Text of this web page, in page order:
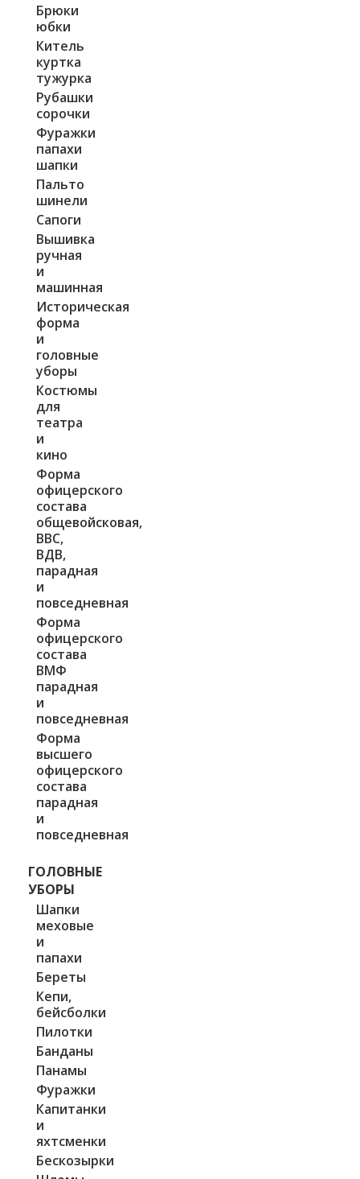
Брюки
юбки
Китель
куртка
тужурка
Рубашки
сорочки
Фуражки
папахи
шапки
Пальто
шинели
Сапоги
Вышивка
ручная
и
машинная
Историческая
форма
и
головные
уборы
Костюмы
для
театра
и
кино
Форма
офицерского
состава
общевойсковая,
ВВС,
ВДВ,
парадная
и
повседневная
Форма
офицерского
состава
ВМФ
парадная
и
повседневная
Форма
высшего
офицерского
состава
парадная
и
повседневная
ГОЛОВНЫЕ
УБОРЫ
Шапки
меховые
и
папахи
Береты
Кепи,
бейсболки
Пилотки
Банданы
Панамы
Фуражки
Капитанки
и
яхтсменки
Бескозырки